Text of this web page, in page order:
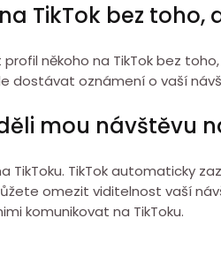
TikTok bez toho,
někoho na TikTok bez
oznámení o vaší
mou návštěvu
TikToku. TikTok automaticky
omezit viditelnost vaší
komunikovat na TikToku.